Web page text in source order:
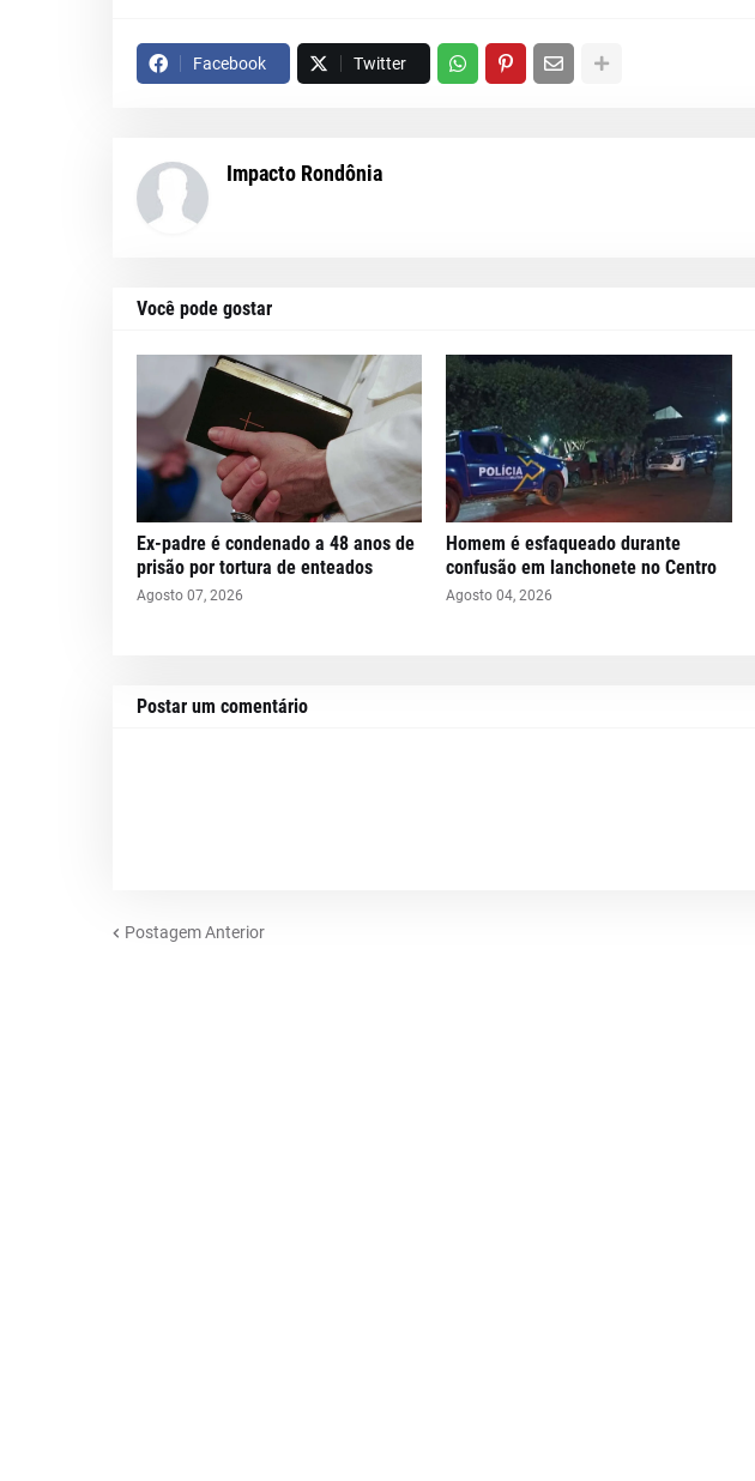
Facebook Twitter
Impacto Rondônia
Você pode gostar
Ex-padre é condenado a 48 anos de
prisão por tortura de enteados
Agosto 07, 2026
Homem é esfaqueado durante
confusão em lanchonete no Centro
Agosto 04, 2026
Postar um comentário
Postagem Anterior